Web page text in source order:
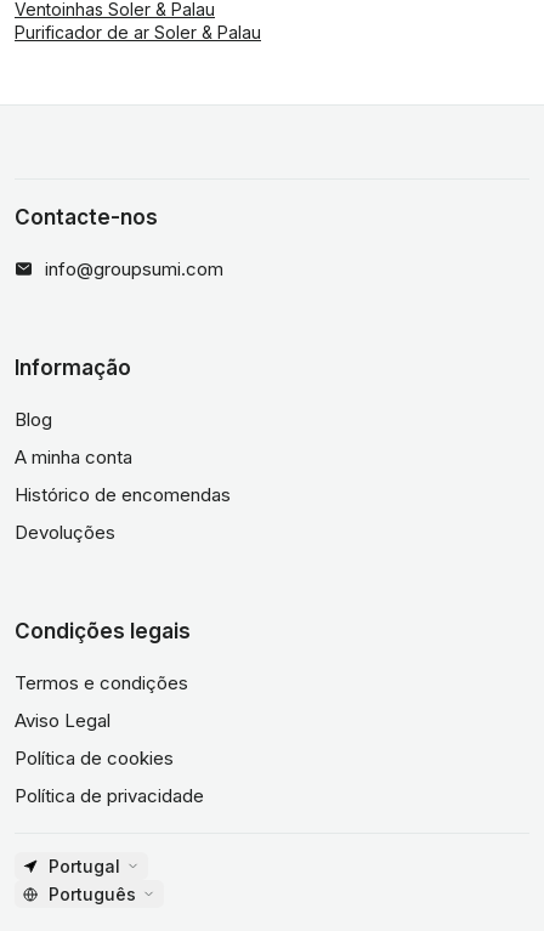
Ventoinhas Soler & Palau
Purificador de ar Soler & Palau
Contacte-nos
info@groupsumi.com
Informação
Blog
A minha conta
Histórico de encomendas
Devoluções
Condições legais
Termos e condições
Aviso Legal
Política de cookies
Política de privacidade
Portugal
Português